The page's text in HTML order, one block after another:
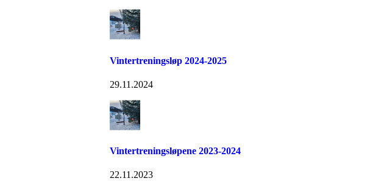
Vintertreningsløp 2024-2025
29.11.2024
Vintertreningsløpene 2023-2024
22.11.2023